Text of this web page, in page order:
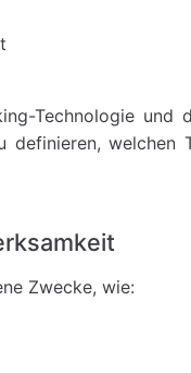
Technologie und
definieren, welchen
Zwecke, wie: